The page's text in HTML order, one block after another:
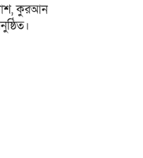
কুরআন